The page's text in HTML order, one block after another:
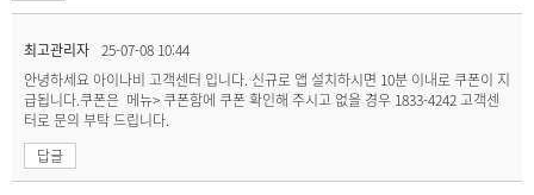
최고관리자 25-07-08 10:44
안녕하세요 아이나비 고객센터 입니다. 신규로 앱 설치하시면 10분 이내로 쿠폰이 지
급됩니다.쿠폰은 메뉴> 쿠폰함에 쿠폰 확인해 주시고 없을 경우 1833-4242 고객센
터로 문의 부탁 드립니다.
답글